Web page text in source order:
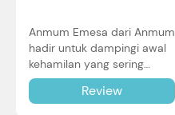
Anmum Emesa dari Anmum
hadir untuk dampingi awal
kehamilan yang sering
diiringi dengan mual dan
muntah. Simak reviewnya di
Review